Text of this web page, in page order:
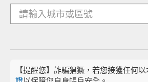
【提醒您】詐騙猖獗，若您接獲任何